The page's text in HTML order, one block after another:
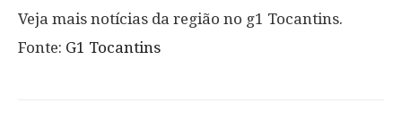
Veja mais notícias da região no g1 Tocantins.
Fonte: G1 Tocantins